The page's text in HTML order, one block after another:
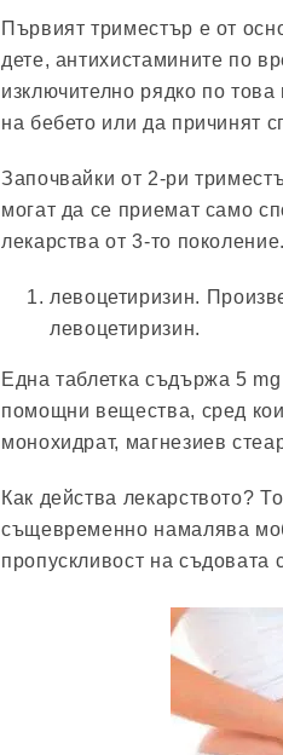
Първият триместър е от
дете, антихистамините по
изключително рядко по
на бебето или да причинят
Започвайки от 2-ри
могат да се приемат само
лекарства от 3-то поколение.
левоцетиризин.
левоцетиризин.
Една таблетка съдържа 5
помощни вещества, сред
монохидрат, магнезиев
Как действа лекарството?
същевременно намалява
пропускливост на съдовата